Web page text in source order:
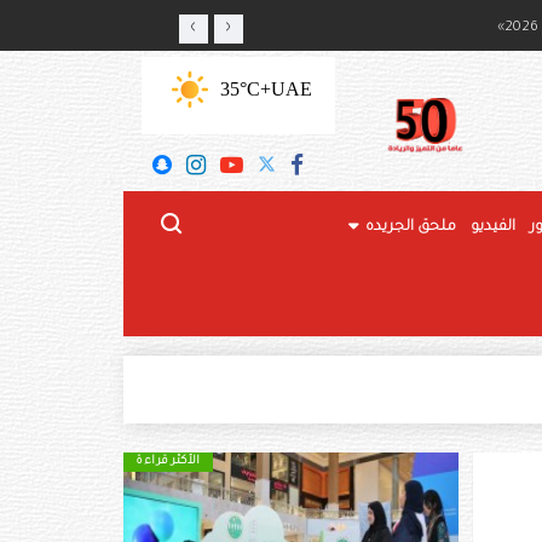
المحلي ‹ ›
UAE
+35°C
الفيديو ملحق الجريده
الأكثر قراءة